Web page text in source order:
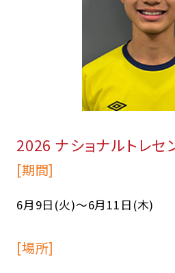
2026 ナショナルトレセ
[期間]
6月9日(火)〜6月11日(木)
[場所]